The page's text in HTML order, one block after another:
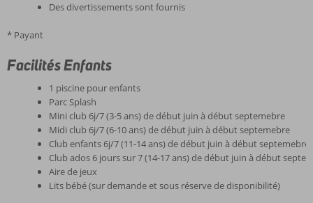
Des divertissements sont fournis
* Payant
Facilités Enfants
1 piscine pour enfants
Parc Splash
Mini club 6j/7 (3-5 ans) de début juin à début septemebre
Midi club 6j/7 (6-10 ans) de début juin à début septemebre
Club enfants 6j/7 (11-14 ans) de début juin à début septemebre
Club ados 6 jours sur 7 (14-17 ans) de début juin à début
Aire de jeux
Lits bébé (sur demande et sous réserve de disponibilité)